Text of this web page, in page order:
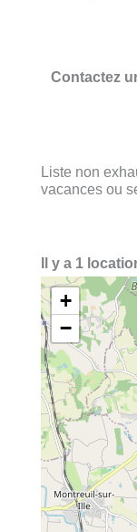
Contactez
Liste non
vacances ou
Il y a 1
+
−